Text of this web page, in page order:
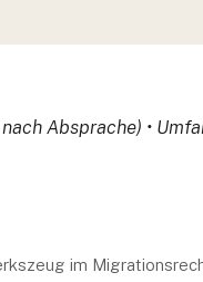
Absprache) •
im